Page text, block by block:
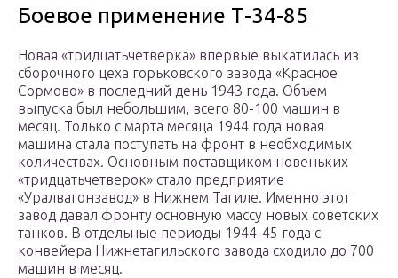
Боевое применение Т-34-85
Новая «тридцатьчетверка» впервые выкатилась из
сборочного цеха горьковского завода «Красное
Сормово» в последний день 1943 года. Объем
выпуска был небольшим, всего 80-100 машин в
месяц. Только с марта месяца 1944 года новая
машина стала поступать на фронт в необходимых
количествах. Основным поставщиком новеньких
«тридцатьчетверок» стало предприятие
«Уралвагонзавод» в Нижнем Тагиле. Именно этот
завод давал фронту основную массу новых советских
танков. В отдельные периоды 1944-45 года с
конвейера Нижнетагильского завода сходило до 700
машин в месяц.